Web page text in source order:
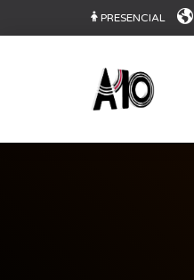
PRESENCIAL